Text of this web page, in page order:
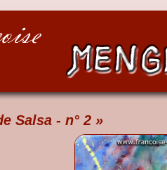
Salsa - n° 2 »